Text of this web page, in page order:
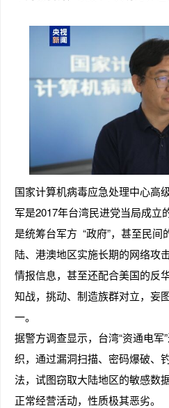
国家计算机病毒应急处理中心高
军是2017年台湾民进党当局成立
是统筹台军方 “政府”，甚至民
陆、港澳地区实施长期的网络攻
情报信息，甚至还配合美国的反
知战，挑动、制造族群对立，妄
一。
据警方调查显示，台湾“资通电军
织，通过漏洞扫描、密码爆破、
法，试图窃取大陆地区的敏感数
正常经营活动，性质极其恶劣。